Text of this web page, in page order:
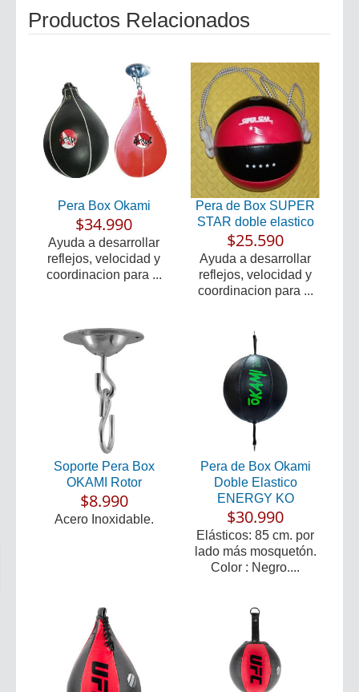
Productos Relacionados
Pera Box Okami
$34.990
Ayuda a desarrollar
reflejos, velocidad y
coordinacion para ...
Pera de Box SUPER
STAR doble elastico
$25.590
Ayuda a desarrollar
reflejos, velocidad y
coordinacion para ...
Soporte Pera Box
OKAMI Rotor
$8.990
Acero Inoxidable.
Pera de Box Okami
Doble Elastico
ENERGY KO
$30.990
Elásticos: 85 cm. por
lado más mosquetón.
Color : Negro....